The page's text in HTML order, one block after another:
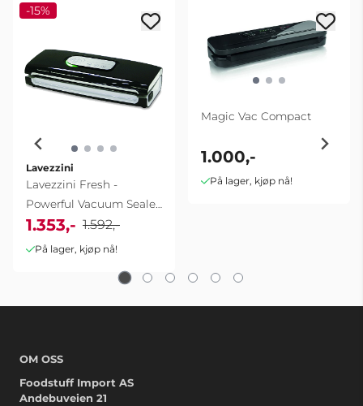
-15%
Lavezzini
Lavezzini Fresh -
Powerful Vacuum Sealer
for Home | 16 ...
1.353,- 1.592,-
På lager, kjøp nå!
Magic Vac Compact
1.000,-
På lager, kjøp nå!
OM OSS
Foodstuff Import AS
Andebuveien 21